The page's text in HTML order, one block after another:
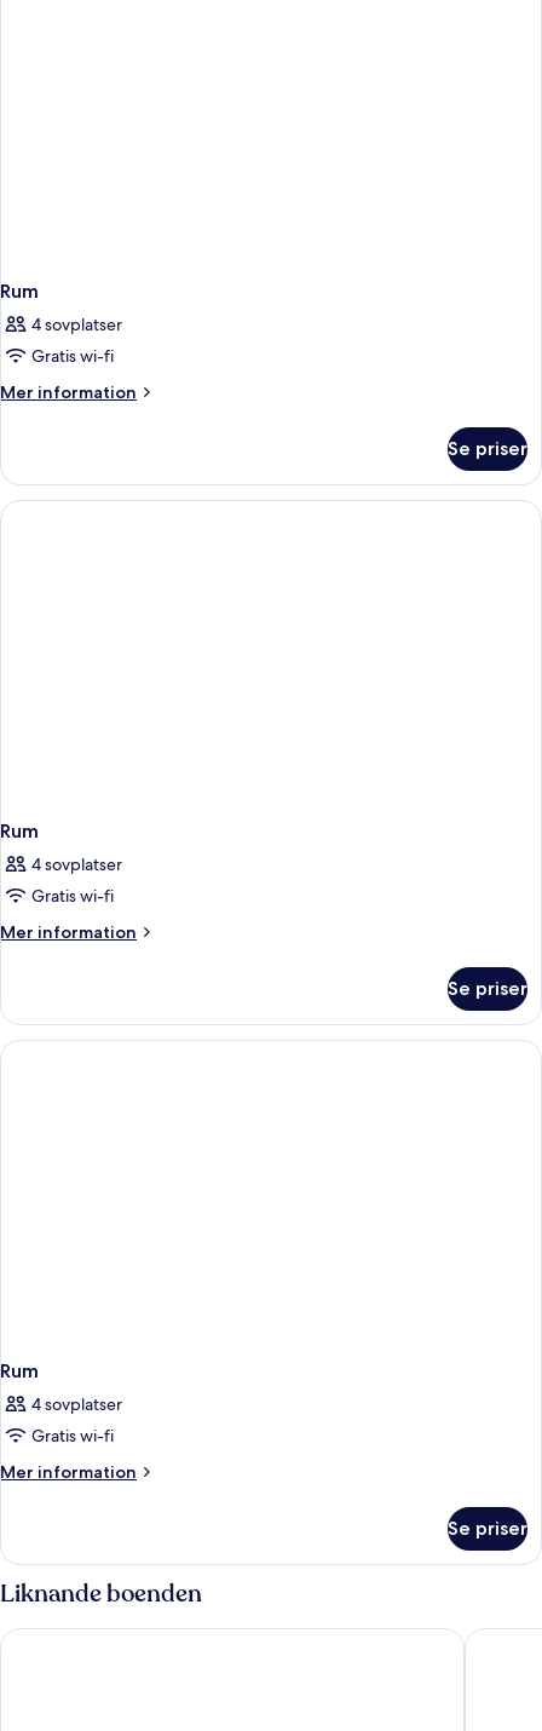
Rum
4 sovplatser
Gratis wi-fi
Mer information
Mer
Se priser
Rum
4 sovplatser
Gratis wi-fi
Mer information
Mer
Se priser
Rum
4 sovplatser
Gratis wi-fi
Mer information
Mer
Se priser
Liknande boenden
Radisson Blu Scandinavia Hotel Clarion